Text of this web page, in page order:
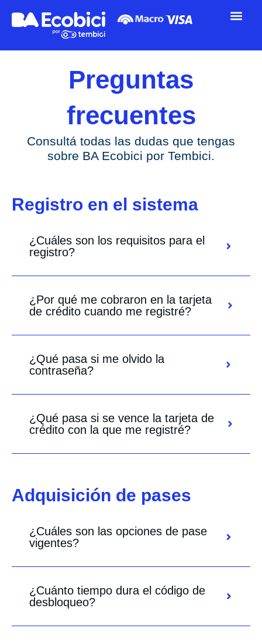
Preguntas
frecuentes
Consultá todas las dudas que tengas
sobre BA Ecobici por Tembici.
Registro en el sistema
¿Cuáles son los requisitos para el
registro?
¿Por qué me cobraron en la tarjeta
de crédito cuando me registré?
¿Qué pasa si me olvido la
contraseña?
¿Qué pasa si se vence la tarjeta de
crédito con la que me registré?
Adquisición de pases
¿Cuáles son las opciones de pase
vigentes?
¿Cuánto tiempo dura el código de
desbloqueo?